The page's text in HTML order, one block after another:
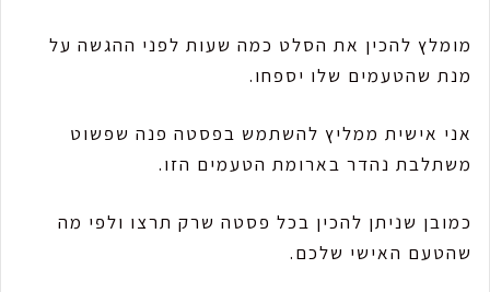
מומלץ להכין את הסלט כמה שעות לפני ההגשה על
מנת שהטעמים שלו יספחו.
אני אישית ממליץ להשתמש בפסטה פנה שפשוט
משתלבת נהדר בארומת הטעמים הזו.
כמובן שניתן להכין בכל פסטה שרק תרצו ולפי מה
שהטעם האישי שלכם.